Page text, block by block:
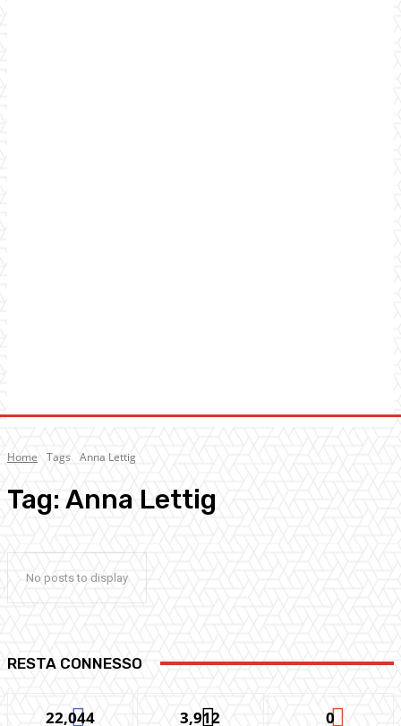
Home Tags Anna Lettig
Tag:Anna Lettig
No posts to display
RESTA CONNESSO
22,044 3,912 0